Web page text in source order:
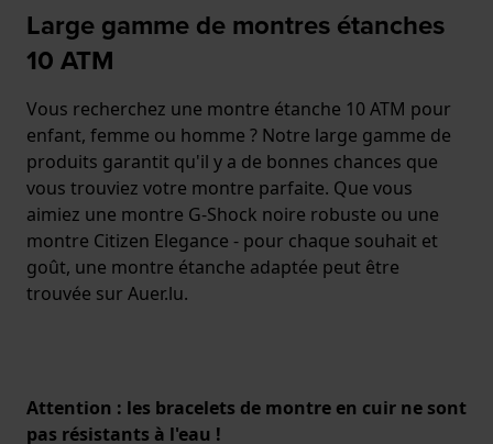
Large gamme de montres étanches
10 ATM
Vous recherchez une montre étanche 10 ATM pour
enfant, femme ou homme ? Notre large gamme de
produits garantit qu'il y a de bonnes chances que
vous trouviez votre montre parfaite. Que vous
aimiez une montre G-Shock noire robuste ou une
montre Citizen Elegance - pour chaque souhait et
goût, une montre étanche adaptée peut être
trouvée sur Auer.lu.
Attention : les bracelets de montre en cuir ne sont
pas résistants à l'eau !